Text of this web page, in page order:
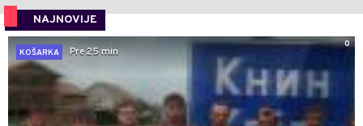
NAJNOVIJE
0
KOŠARKA
Pre 25 min